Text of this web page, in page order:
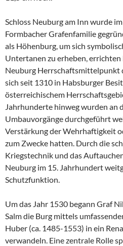
Schloss Neuburg am Inn wurde
Formbacher Grafenfamilie
als Höhenburg, um sich
Untertanen zu erheben,
Neuburg Herrschaftsmittelpunkt
sich seit 1310 in Habsburger
österreichischem
Jahrhunderte hinweg wurden an
Umbauvorgänge durchgeführt
Verstärkung der Wehrhaftigkeit
zum Zwecke hatten. Durch die
Kriegstechnik und das
Neuburg im 15. Jahrhundert
Schutzfunktion.
Um das Jahr 1530 begann Graf
Salm die Burg mittels
Huber (ca. 1485-1553) in ein
verwandeln. Eine zentrale Rolle